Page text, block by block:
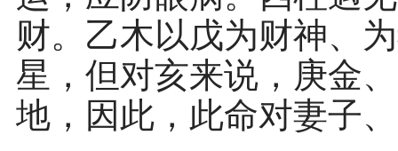
财。乙木以戊为财神、
星，但对亥来说，庚金
地，因此，此命对妻子